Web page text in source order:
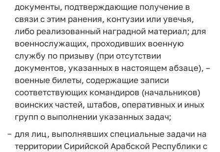
документы, подтверждающие получение в
связи с этим ранения, контузии или увечья,
либо реализованный наградной материал; для
военнослужащих, проходивших военную
службу по призыву (при отсутствии
документов, указанных в настоящем абзаце), –
военные билеты, содержащие записи
соответствующих командиров (начальников)
воинских частей, штабов, оперативных и иных
групп о выполнении указанных задач;
для лиц, выполнявших специальные задачи на
территории Сирийской Арабской Республики с